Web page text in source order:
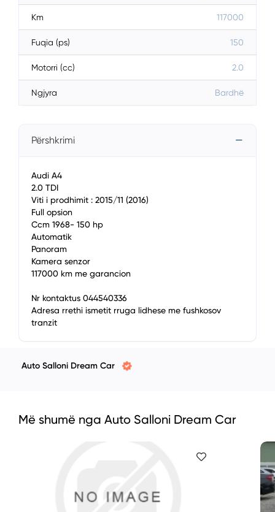
Km 117000
Fuqia (ps) 150
Motorri (cc) 2.0
Ngjyra Bardhë
Përshkrimi
Audi A4
2.0 TDI
Viti i prodhimit : 2015/11 (2016)
Full opsion
Ccm 1968- 150 hp
Automatik
Panoram
Kamera senzor
117000 km me garancion
Nr kontaktus 044540336
Adresa rrethi ismetit rruga lidhese me fushkosov
tranzit
Auto Salloni Dream Car
Më shumë nga Auto Salloni Dream Car